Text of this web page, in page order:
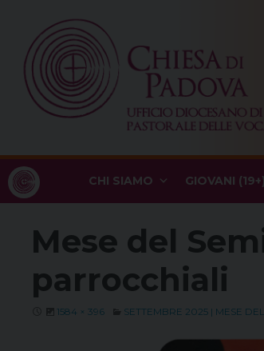
content
CHI SIAMO GIOVANI (19+)
Mese del
parrocchiali
1584 × 396 SETTEMBRE 2025 | MESE